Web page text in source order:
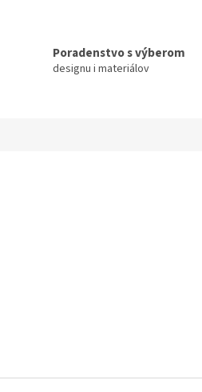
Poradenstvo s výberom
designu i materiálov